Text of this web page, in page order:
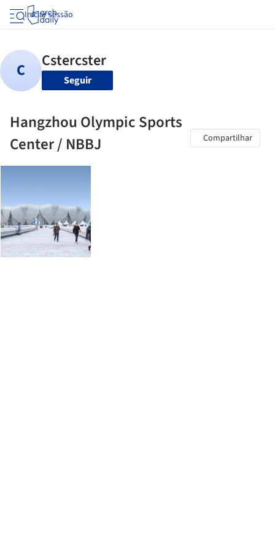
Iniciar sessão
Seguir
Hangzhou Olympic Sports
Center / NBBJ
Compartilhar